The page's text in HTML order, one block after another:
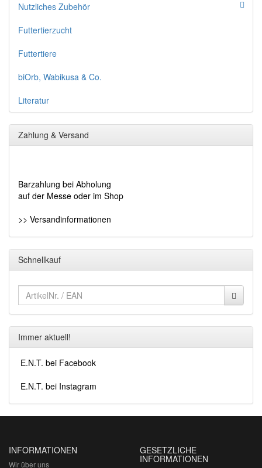
Nutzliches Zubehör
Futtertierzucht
Futtertiere
biOrb, Wabikusa & Co.
Literatur
Zahlung & Versand
Barzahlung bei Abholung
auf der Messe oder im Shop
>> Versandinformationen
Schnellkauf
Immer aktuell!
E.N.T. bei Facebook
E.N.T. bei Instagram
INFORMATIONEN
Wir über uns
GESETZLICHE
INFORMATIONEN